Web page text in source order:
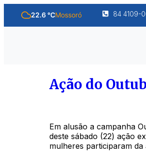
22.6 °CMossoró 84 4109-
Ação do
Em alusão a campanha
deste sábado (22) ação
mulheres participaram